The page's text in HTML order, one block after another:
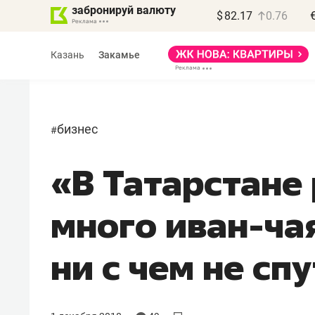
забронируй валюту $ 82.17 0.76
Казань Закамье
#бизнес
«В Татарстане
много иван-
ни с чем не
Василь Мазитов
МАРТ
«Не зная местных
потерять минимум